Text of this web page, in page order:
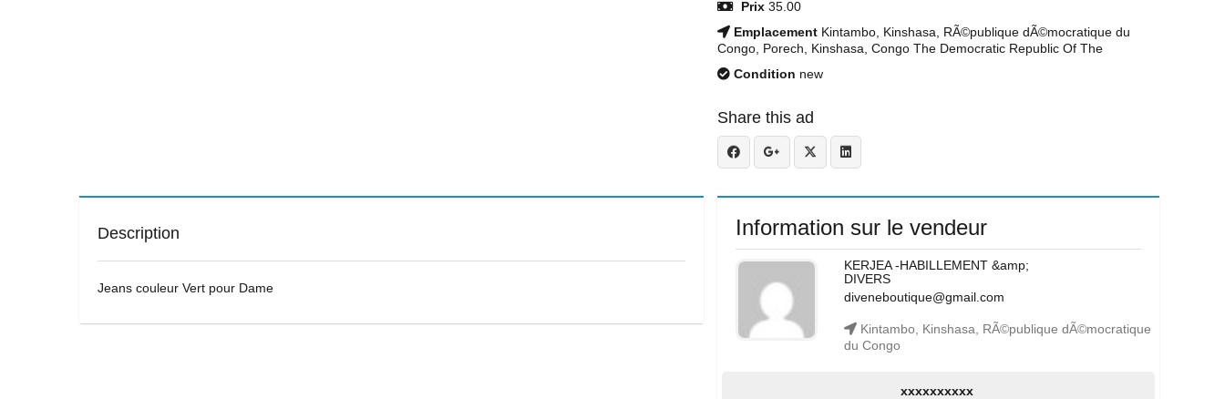
Prix 35.00
Emplacement Kintambo, Kinshasa, RÃ©publique dÃ©mocratique du
Congo, Porech, Kinshasa, Congo The Democratic Republic Of The
Condition new
Share this ad
Description
Jeans couleur Vert pour Dame
Information sur le vendeur
KERJEA -HABILLEMENT &amp;
DIVERS
diveneboutique@gmail.com
Kintambo, Kinshasa, RÃ©publique dÃ©mocratique
du Congo
xxxxxxxxxx